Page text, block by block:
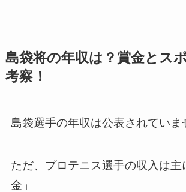
島袋将の年収は？賞金とス
考察！
島袋選手の年収は公表されていま
ただ、プロテニス選手の収入は主
金」